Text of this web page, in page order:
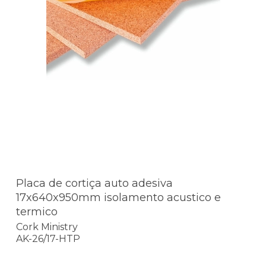
Placa de cortiça auto adesiva
17x640x950mm isolamento acustico e
termico
Cork Ministry
AK-26/17-HTP